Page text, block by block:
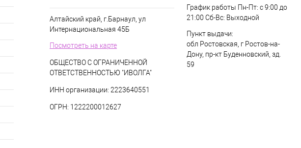
Алтайский край, г.Барнаул, ул
Интернациональная 45Б
Посмотреть на карте
ОБЩЕСТВО С ОГРАНИЧЕННОЙ
ОТВЕТСТВЕННОСТЬЮ "ИВОЛГА"
ИНН организации: 2223640551
ОГРН: 1222200012627
График работы Пн-Пт: с 9:00 до
21:00 Сб-Вс: Выходной
Пункт выдачи:
обл Ростовская, г Ростов-на-
Дону, пр-кт Буденновский, зд.
59